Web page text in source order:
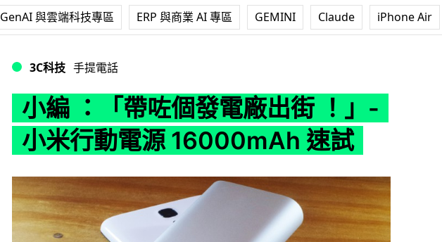
GenAI 與雲端科技專區 ERP 與商業 AI 專區 GEMINI Claude iPhone Air
3C科技 手提電話
小編 ：「帶咗個發電廠出街 ！」-
小米行動電源 16000mAh 速試